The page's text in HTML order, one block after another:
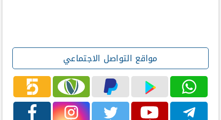
مواقع التواصل الاجتماعي